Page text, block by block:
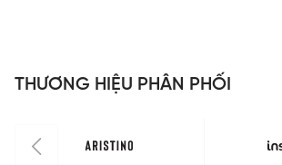
THƯƠNG HIỆU PHÂN PHỐI